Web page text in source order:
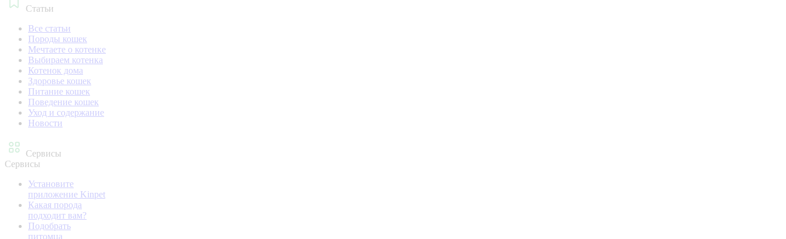
Статьи
Все статьи
Породы кошек
Мечтаете о котенке
Выбираем котенка
Котенок дома
Здоровье кошек
Питание кошек
Поведение кошек
Уход и содержание
Новости
Сервисы
Сервисы
Установите
приложение Kinpet
Какая порода
подходит вам?
Подобрать
питомца